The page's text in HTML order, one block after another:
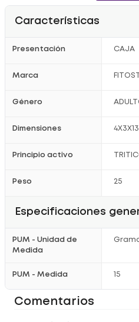
Características
Presentación CAJA
Marca
Género
Dimensiones 4X3X13
Principio activo
Peso 25
Especificaciones
PUM - Unidad de
Medida
PUM - Medida 15
Comentarios